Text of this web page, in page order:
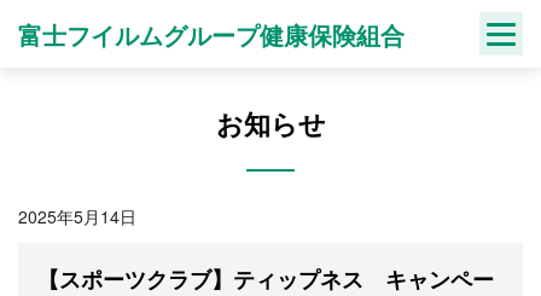
富士フイルムグループ健康保険組合
お知らせ
2025年5月14日
【スポーツクラブ】ティップネス キャンペー